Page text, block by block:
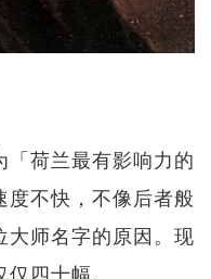
荷兰最有影响力的
不快，不像后者般
大师名字的原因。现
四十幅。